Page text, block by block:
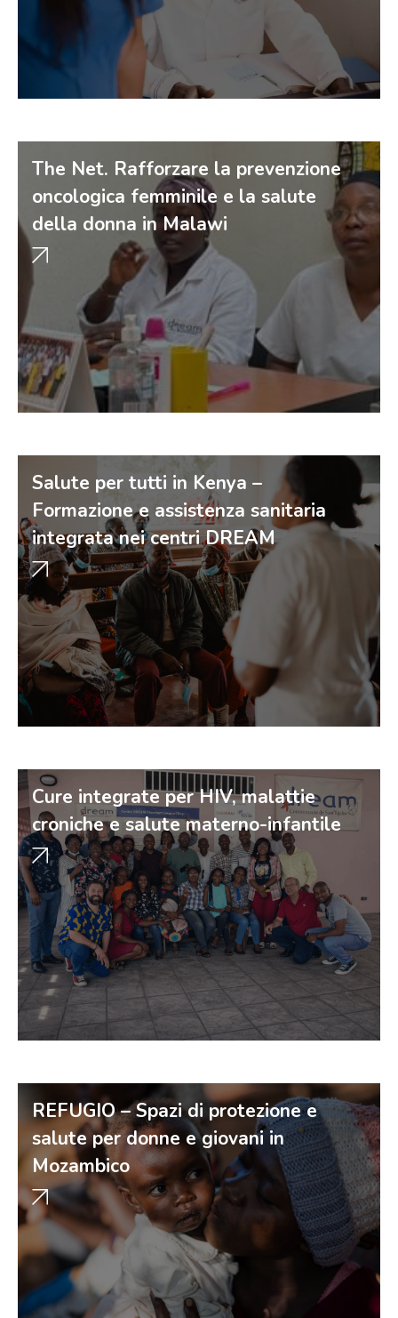
The Net. Rafforzare la prevenzione
oncologica femminile e la salute
della donna in Malawi
Salute per tutti in Kenya –
Formazione e assistenza sanitaria
integrata nei centri DREAM
Cure integrate per HIV, malattie
croniche e salute materno-infantile
REFUGIO – Spazi di protezione e
salute per donne e giovani in
Mozambico